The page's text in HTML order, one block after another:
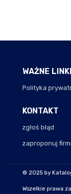
WAŻNE LINKI
Polityka
KONTAKT
zgłoś błąd
zaproponuj
© 2025 by
Wszelkie prawa